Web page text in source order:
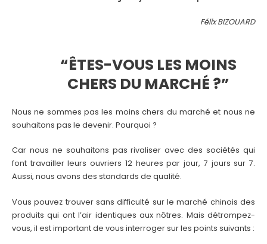
Félix BIZOUARD
“ÊTES-VOUS LES MOINS
CHERS DU MARCHÉ ?”
Nous ne sommes pas les moins chers du marché et nous ne
souhaitons pas le devenir. Pourquoi ?
Car nous ne souhaitons pas rivaliser avec des sociétés qui
font travailler leurs ouvriers 12 heures par jour, 7 jours sur 7.
Aussi, nous avons des standards de qualité.
Vous pouvez trouver sans difficulté sur le marché chinois des
produits qui ont l’air identiques aux nôtres. Mais détrompez-
vous, il est important de vous interroger sur les points suivants :